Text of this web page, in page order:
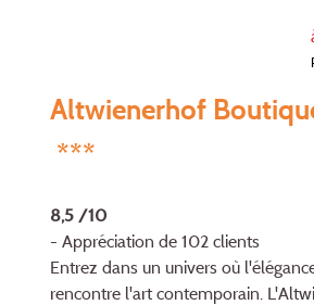
Altwienerhof
***
8,5 /10
- Appréciation de 102 clients
Entrez dans un univers où
rencontre l'art contemporain.